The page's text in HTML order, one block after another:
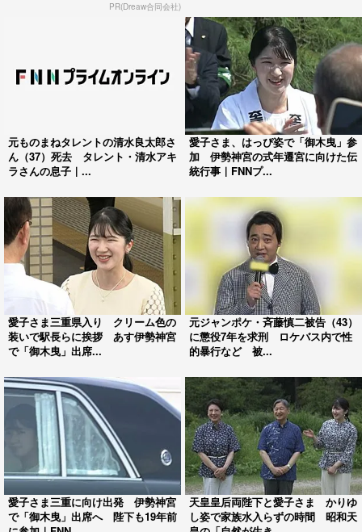
PR(Dreaw合同会社)
元ものまねタレントの清水良太郎さ
ん（37）死去 タレント・清水アキ
ラさんの息子｜...
愛子さま、はっぴ姿で「御木曳」参
加 伊勢神宮の式年遷宮に向けた伝
統行事｜FNNプ...
愛子さま三重県入り クリーム色の
装いで駅長らに挨拶 あす伊勢神宮
で「御木曳」出席...
元ジャンポケ・斉藤慎二被告（43）
に懲役7年を求刑 ロケバス内で性
的暴行など 被...
愛子さま三重に向け出発 伊勢神宮
で「御木曳」出席へ 陛下も19年前
天皇皇后両陛下と愛子さま かりゆ
し姿で家族水入らずの時間 昭和天